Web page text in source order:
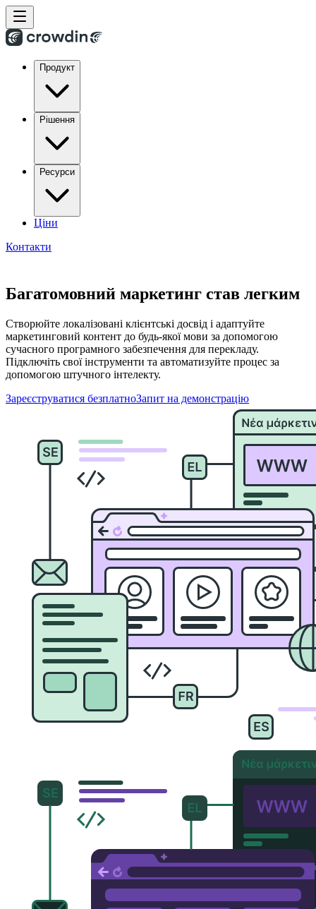
Продукт
Рішення
Ресурси
Ціни
Контакти
Багатомовний маркетинг став легким
Створюйте локалізовані клієнтські досвід і адаптуйте
маркетинговий контент до будь-якої мови за допомогою
сучасного програмного забезпечення для перекладу.
Підключіть свої інструменти та автоматизуйте процес за
допомогою штучного інтелекту.
Зареєструватися безплатноЗапит на демонстрацію